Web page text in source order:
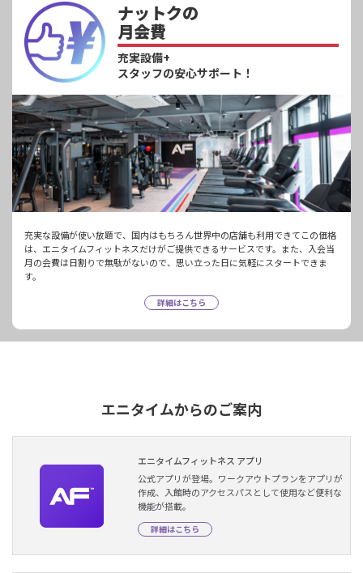
ナットクの
月会費
充実設備+
スタッフの安心サポート！
充実な設備が使い放題で、国内はもちろん世界中の店舗も利用できてこの価格
は、エニタイムフィットネスだけがご提供できるサービスです。また、入会当
月の会費は日割りで無駄がないので、思い立った日に気軽にスタートできま
す。
詳細はこちら
エニタイムからのご案内
エニタイムフィットネス アプリ
公式アプリが登場。ワークアウトプランをアプリが
作成、入館時のアクセスパスとして使用など便利な
機能が搭載。
詳細はこちら